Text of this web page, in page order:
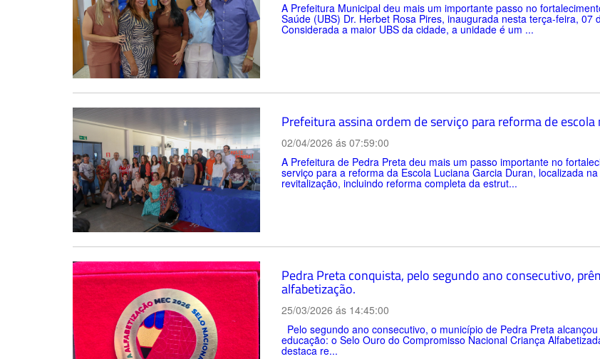
A Prefeitura Municipal deu mais um importante passo no
Saúde (UBS) Dr. Herbet Rosa Pires, inaugurada nesta terça-feira,
Considerada a maior UBS da cidade, a unidade é um ...
Prefeitura assina ordem de serviço para reforma de
02/04/2026 ás 07:59:00
A Prefeitura de Pedra Preta deu mais um passo importante no
serviço para a reforma da Escola Luciana Garcia Duran, localizada
revitalização, incluindo reforma completa da estrut...
Pedra Preta conquista, pelo segundo ano consecutivo,
alfabetização.
25/03/2026 ás 14:45:00
Pelo segundo ano consecutivo, o município de Pedra Preta
educação: o Selo Ouro do Compromisso Nacional Criança
destaca re...